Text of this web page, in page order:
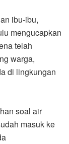
ibu-ibu,
mengucapkan
telah
warga,
di lingkungan
soal air
masuk ke